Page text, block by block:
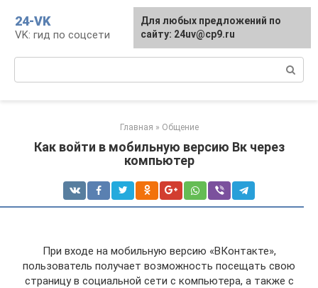
контенту
24-VK
VK: гид по соцсети
Главная » Общение
Как войти в мобильную версию Вк через
компьютер
При входе на мобильную версию «ВКонтакте»,
пользователь получает возможность посещать свою
страницу в социальной сети с компьютера, а также с
Для любых предложений по
сайту: 24uv@cp9.ru